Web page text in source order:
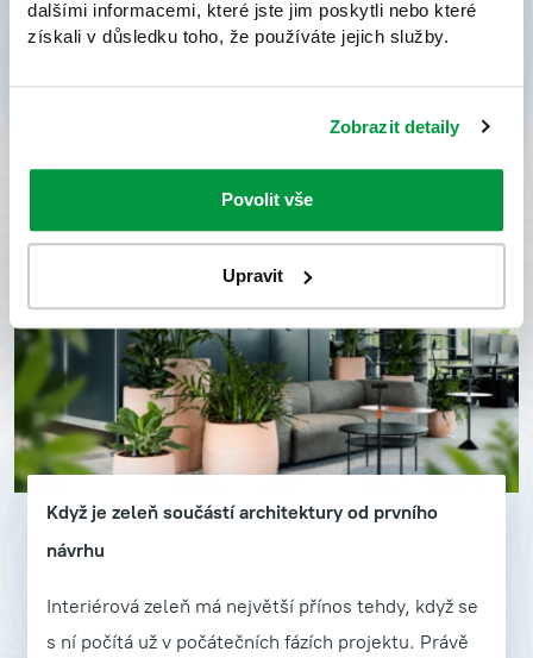
dalšími informacemi, které jste jim poskytli nebo které
získali v důsledku toho, že používáte jejich služby.
Zobrazit detaily
Povolit vše
Upravit
dávno neplní pouze…
2. 7. 2026
Když je zeleň součástí architektury od prvního
návrhu
Interiérová zeleň má největší přínos tehdy, když se
s ní počítá už v počátečních fázích projektu. Právě